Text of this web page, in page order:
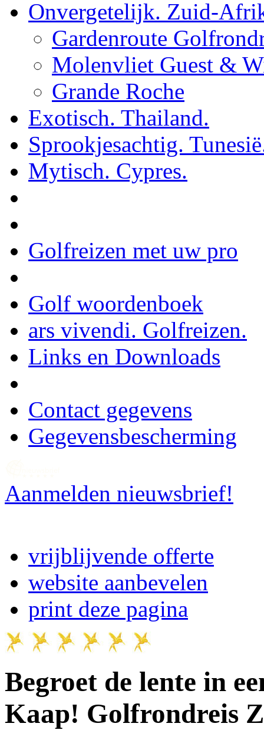
Onvergetelijk. Zuid-
Gardenroute
Molenvliet Guest &
Grande Roche
Exotisch. Thailand.
Sprookjesachtig.
Mytisch. Cypres.
Golfreizen met uw pro
Golf woordenboek
ars vivendi. Golfreizen.
Links en Downloads
Contact gegevens
Gegevensbescherming
Aanmelden nieuwsbrief!
vrijblijvende offerte
website aanbevelen
print deze pagina
Begroet de lente in
Kaap! Golfrondreis